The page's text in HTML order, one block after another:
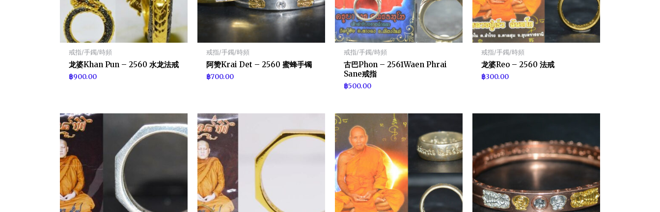
戒指/手鐲/時頻
龙婆Khan Pun – 2560 水龙法戒
฿900.00
戒指/手鐲/時頻
阿赞Krai Det – 2560 蜜蜂手镯
฿700.00
戒指/手鐲/時頻
古巴Phon – 2561Waen Phrai
Sane戒指
฿500.00
戒指/手鐲/時頻
龙婆Reo – 2560 法戒
฿300.00